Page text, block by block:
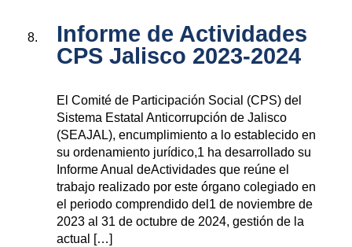
Informe de Actividades
CPS Jalisco 2023-2024
El Comité de Participación Social (CPS) del
Sistema Estatal Anticorrupción de Jalisco
(SEAJAL), encumplimiento a lo establecido en
su ordenamiento jurídico,1 ha desarrollado su
Informe Anual deActividades que reúne el
trabajo realizado por este órgano colegiado en
el periodo comprendido del1 de noviembre de
2023 al 31 de octubre de 2024, gestión de la
actual […]